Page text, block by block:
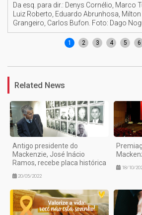
Da esq. para dir.: Denys Cornélio, Marco
Luiz Roberto, Eduardo Abrunhosa,
Grangeiro, Carlos Bufon. Foto: Dago
1 2 3 4 5 6
Related News
Antigo presidente do
Mackenzie, José Inácio
Ramos, recebe placa histórica
20/05/2022
18/10/